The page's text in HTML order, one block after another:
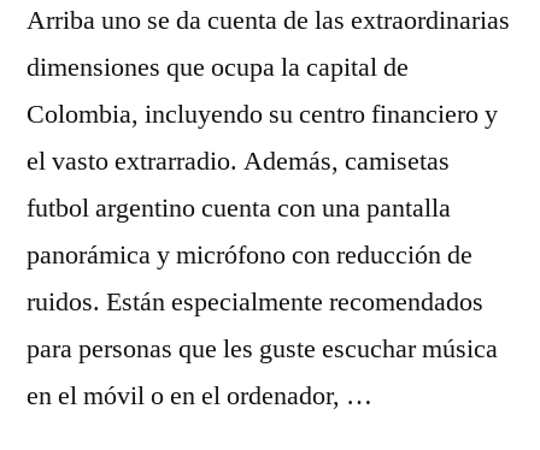
Arriba uno se da cuenta de las extraordinarias
dimensiones que ocupa la capital de
Colombia, incluyendo su centro financiero y
el vasto extrarradio. Además, camisetas
futbol argentino cuenta con una pantalla
panorámica y micrófono con reducción de
ruidos. Están especialmente recomendados
para personas que les guste escuchar música
en el móvil o en el ordenador, …